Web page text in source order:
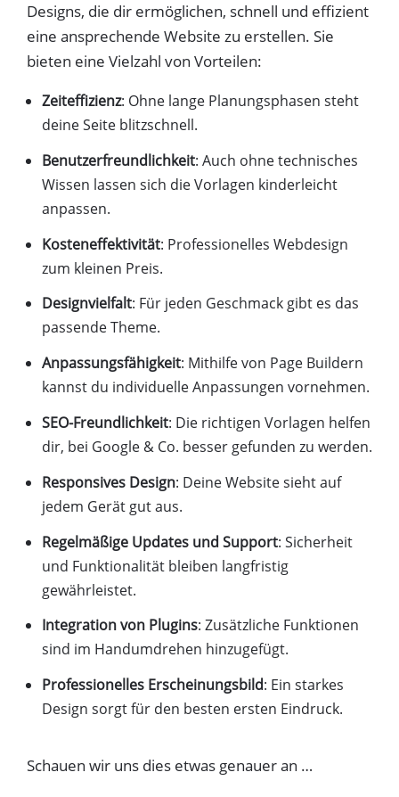
Designs, die dir ermöglichen, schnell und effizient
eine ansprechende Website zu erstellen. Sie
bieten eine Vielzahl von Vorteilen:
Zeiteffizienz: Ohne lange Planungsphasen steht
deine Seite blitzschnell.
Benutzerfreundlichkeit: Auch ohne technisches
Wissen lassen sich die Vorlagen kinderleicht
anpassen.
Kosteneffektivität: Professionelles Webdesign
zum kleinen Preis.
Designvielfalt: Für jeden Geschmack gibt es das
passende Theme.
Anpassungsfähigkeit: Mithilfe von Page Buildern
kannst du individuelle Anpassungen vornehmen.
SEO-Freundlichkeit: Die richtigen Vorlagen helfen
dir, bei Google & Co. besser gefunden zu werden.
Responsives Design: Deine Website sieht auf
jedem Gerät gut aus.
Regelmäßige Updates und Support: Sicherheit
und Funktionalität bleiben langfristig
gewährleistet.
Integration von Plugins: Zusätzliche Funktionen
sind im Handumdrehen hinzugefügt.
Professionelles Erscheinungsbild: Ein starkes
Design sorgt für den besten ersten Eindruck.
Schauen wir uns dies etwas genauer an …